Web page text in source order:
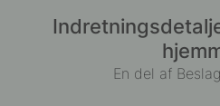
En del af